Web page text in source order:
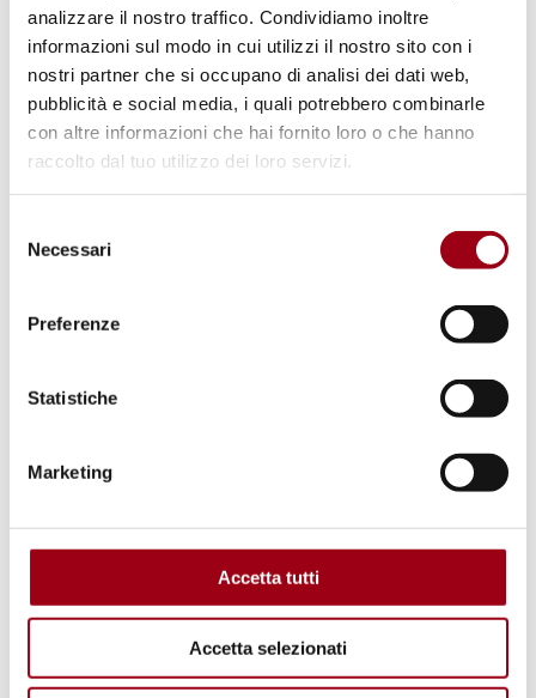
analizzare il nostro traffico. Condividiamo inoltre
informazioni sul modo in cui utilizzi il nostro sito con i
nostri partner che si occupano di analisi dei dati web,
pubblicità e social media, i quali potrebbero combinarle
con altre informazioni che hai fornito loro o che hanno
raccolto dal tuo utilizzo dei loro servizi.
delNecessari
Preferenze
Statistiche
Marketing
Accetta tutti
Accetta selezionati
Collegamenti
Il Festival dello Sviluppo Sostenibile
Parole chiave
donne politiche di genere
Obiettivi di Sviluppo Sostenibile (SDGs)
Centro diritti umani
20° anniversario dell’agenda Donne, Pace e
Sicurezza: dibattito online “Genere, Clima e
Conflitto”, 21 ottobre 2020